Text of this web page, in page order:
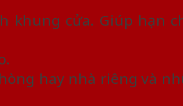
khung cửa. Giúp hạn
hay nhà riêng và